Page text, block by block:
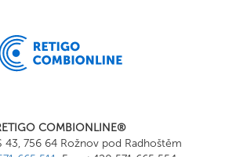
COMBIONLINE®
43, 756 64 Rožnov pod Radhoštěm